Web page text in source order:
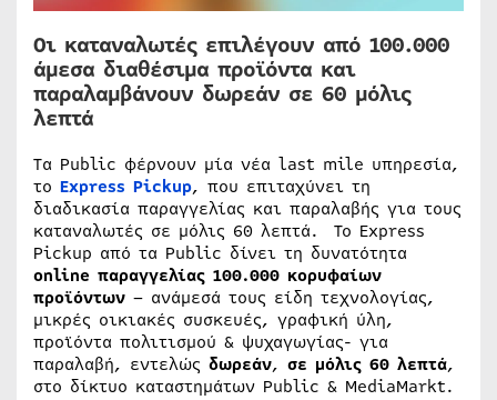
Οι καταναλωτές επιλέγουν από 100.000
άμεσα διαθέσιμα προϊόντα και
παραλαμβάνουν δωρεάν σε 60 μόλις
λεπτά
Τα Public φέρνουν μία νέα last mile υπηρεσία,
το Express Pickup, που επιταχύνει τη
διαδικασία παραγγελίας και παραλαβής για τους
καταναλωτές σε μόλις 60 λεπτά. Το Express
Pickup από τα Public δίνει τη δυνατότητα
online παραγγελίας 100.000 κορυφαίων
προϊόντων – ανάμεσά τους είδη τεχνολογίας,
μικρές οικιακές συσκευές, γραφική ύλη,
προϊόντα πολιτισμού & ψυχαγωγίας- για
παραλαβή, εντελώς δωρεάν, σε μόλις 60 λεπτά,
στο δίκτυο καταστημάτων Public & MediaMarkt.